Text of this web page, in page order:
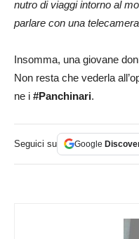
nutro di viaggi intorno al
parlare con una
Insomma, una giovane
Non resta che vederla
ne i #Panchinari.
Seguici su Google